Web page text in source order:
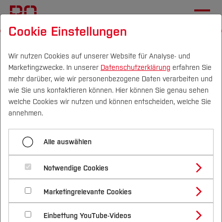
Campus Personen DE|EN Quicklinks
Studium
Studienangebote
Bachelorstudiengänge
Masterstudiengänge
Vor dem Studium
Bewerben & Einschreiben
Bewerbungsportal
Im Studium
Studienbüros und Prüfungen
Nach dem Studium
Forschung & Transfer
Profil
Forschungs- und Transferprofil
Schwerpunkte (FuT)
Beratung & Förderung
Nachhaltigkeit
Nachhaltigkeit studieren
International
Für Studierende
Projektseminar
Menü aufklappen
IBS
Projektseminar "BIM-
Projektierung im Hochbau"
Cookie Einstellungen
Wir nutzen Cookies auf unserer Website für Analyse- und
Marketingzwecke. In unserer Datenschutzerklärung erfahren Sie
mehr darüber, wie wir personenbezogene Daten verarbeiten und
wie Sie uns kontaktieren können. Hier können Sie genau sehen
welche Cookies wir nutzen und können entscheiden, welche Sie
annehmen.
Alle auswählen
Notwendige Cookies
Marketingrelevante Cookies
Einbettung YouTube-Videos